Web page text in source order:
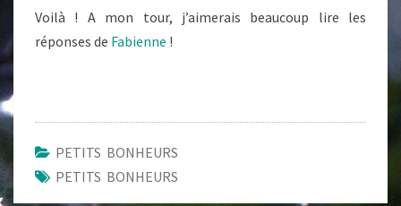
Voilà ! A mon tour, j’aimerais beaucoup lire les
réponses de Fabienne !
PETITS BONHEURS
PETITS BONHEURS